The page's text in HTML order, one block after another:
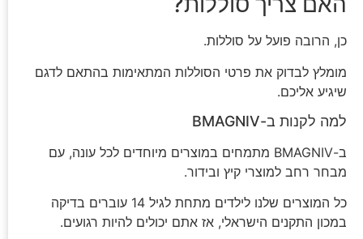
כן, הרובה פועל על סוללות.
מומלץ לבדוק את פרטי הסוללות המתאימות בהתאם לדגם
שיגיע אליכם.
למה לקנות ב-BMAGNIV
ב-BMAGNIV מתמחים במוצרים מיוחדים לכל עונה, עם
מבחר רחב למוצרי קיץ ובידור.
כל המוצרים שלנו לילדים מתחת לגיל 14 עוברים בדיקה
במכון התקנים הישראלי, אז אתם יכולים להיות רגועים.